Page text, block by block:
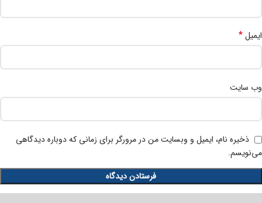
ایمیل*
وب‌ سایت
ذخیره نام، ایمیل و وبسایت من در مرورگر برای زمانی که دوباره دیدگاهی
می‌نویسم.